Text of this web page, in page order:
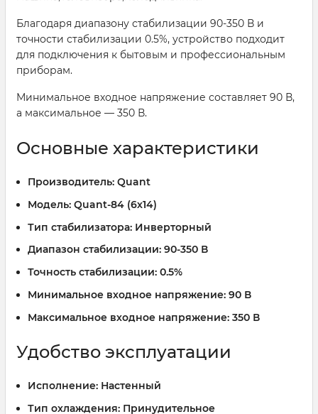
Благодаря диапазону стабилизации 90-350 В и
точности стабилизации 0.5%, устройство подходит
для подключения к бытовым и профессиональным
приборам.
Минимальное входное напряжение составляет 90 В,
а максимальное — 350 В.
Основные характеристики
Производитель: Quant
Модель: Quant-84 (6х14)
Тип стабилизатора: Инверторный
Диапазон стабилизации: 90-350 В
Точность стабилизации: 0.5%
Минимальное входное напряжение: 90 В
Максимальное входное напряжение: 350 В
Удобство эксплуатации
Исполнение: Настенный
Тип охлаждения: Принудительное